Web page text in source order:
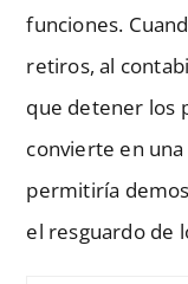
funciones.
retiros, al
que detener los
convierte en
permitiría
el resguardo de